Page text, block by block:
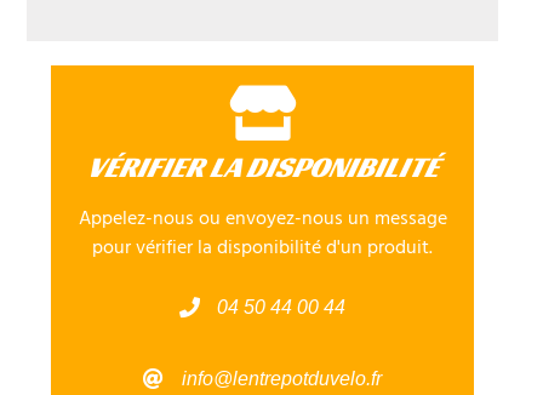
VÉRIFIER LA DISPONIBILITÉ
Appelez-nous ou envoyez-nous un message
pour vérifier la disponibilité d'un produit.
04 50 44 00 44
info@lentrepotduvelo.fr